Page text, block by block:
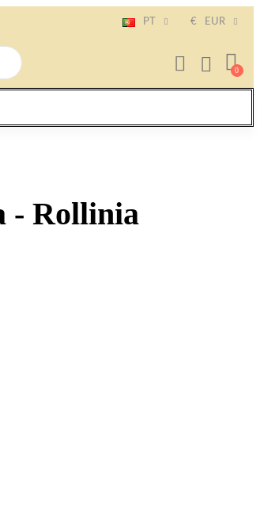
PT € EUR
- Rollinia